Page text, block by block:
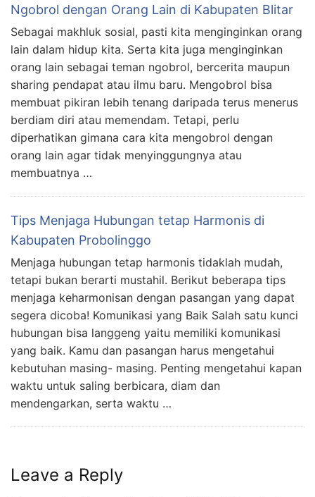
Ngobrol dengan Orang Lain di Kabupaten Blitar
Sebagai makhluk sosial, pasti kita menginginkan orang
lain dalam hidup kita. Serta kita juga menginginkan
orang lain sebagai teman ngobrol, bercerita maupun
sharing pendapat atau ilmu baru. Mengobrol bisa
membuat pikiran lebih tenang daripada terus menerus
berdiam diri atau memendam. Tetapi, perlu
diperhatikan gimana cara kita mengobrol dengan
orang lain agar tidak menyinggungnya atau
membuatnya …
Tips Menjaga Hubungan tetap Harmonis di
Kabupaten Probolinggo
Menjaga hubungan tetap harmonis tidaklah mudah,
tetapi bukan berarti mustahil. Berikut beberapa tips
menjaga keharmonisan dengan pasangan yang dapat
segera dicoba! Komunikasi yang Baik Salah satu kunci
hubungan bisa langgeng yaitu memiliki komunikasi
yang baik. Kamu dan pasangan harus mengetahui
kebutuhan masing- masing. Penting mengetahui kapan
waktu untuk saling berbicara, diam dan
mendengarkan, serta waktu …
Leave a Reply